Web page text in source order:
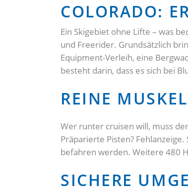
COLORADO:
Ein Skigebiet ohne Lifte – was
und Freerider. Grundsätzlich
Equipment-Verleih, eine
besteht darin, dass es sich bei
REINE
Wer runter cruisen will, muss
Präparierte Pisten?
befahren werden. Weitere 480
SICHERE